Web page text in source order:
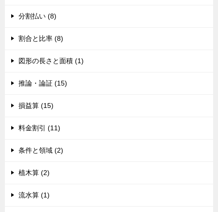
分割払い (8)
割合と比率 (8)
図形の長さと面積 (1)
推論・論証 (15)
損益算 (15)
料金割引 (11)
条件と領域 (2)
植木算 (2)
流水算 (1)